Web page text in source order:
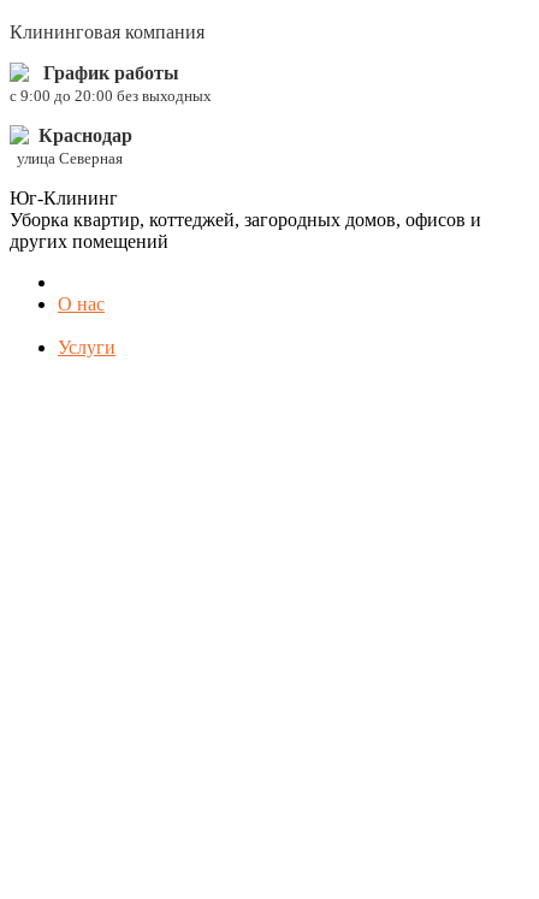
Клининговая компания
График работы
c 9:00 до 20:00 без выходных
Краснодар
улица Северная
Юг-Клининг
Уборка квартир, коттеджей, загородных домов, офисов и
других помещений
О нас
Услуги